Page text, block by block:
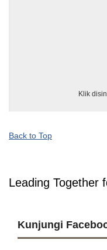
Klik
Back to Top
Leading Together
Kunjungi